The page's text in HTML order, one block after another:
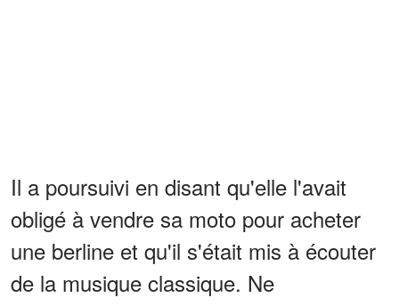
Il a poursuivi en disant qu'elle l'avait
obligé à vendre sa moto pour acheter
une berline et qu'il s'était mis à écouter
de la musique classique. Ne